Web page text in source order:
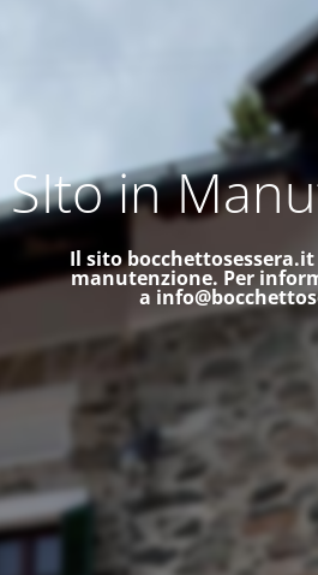
SIto in
Il sito
manutenzione. Per
a